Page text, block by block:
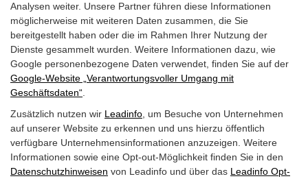
Analysen weiter. Unsere Partner führen diese Informationen
möglicherweise mit weiteren Daten zusammen, die Sie
bereitgestellt haben oder die im Rahmen Ihrer Nutzung der
Dienste gesammelt wurden. Weitere Informationen dazu, wie
Google personenbezogene Daten verwendet, finden Sie auf der
Google‑Website „Verantwortungsvoller Umgang mit
Geschäftsdaten“
Zusätzlich nutzen wir Leadinfo , um Besuche von Unternehmen
auf unserer Website zu erkennen und uns hierzu öffentlich
verfügbare Unternehmensinformationen anzuzeigen. Weitere
Informationen sowie eine Opt-out-Möglichkeit finden Sie in den
Datenschutzhinweisen von Leadinfo und über das Leadinfo Opt-
Karriere
Kontakt
E:info@efabrik.at
T:+43 664 158 4991
Büro Salzburg
Gewerbegebiet S 4/1
5204 Straßwalchen